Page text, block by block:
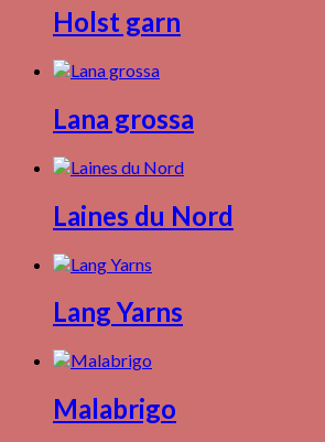
Holst garn
Lana grossa
Laines du Nord
Lang Yarns
Malabrigo